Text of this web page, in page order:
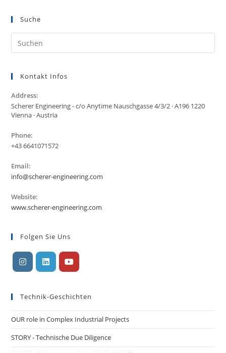
Suche
Kontakt Infos
Address:
Scherer Engineering - c/o Anytime Nauschgasse 4/3/2 · A196 1220
Vienna · Austria
Phone:
+43 6641071572
Email:
info@scherer-engineering.com
Website:
www.scherer-engineering.com
Folgen Sie Uns
einer
neuen
neuen
neuen
Technik-Geschichten
OUR role in Complex Industrial Projects
STORY - Technische Due Diligence